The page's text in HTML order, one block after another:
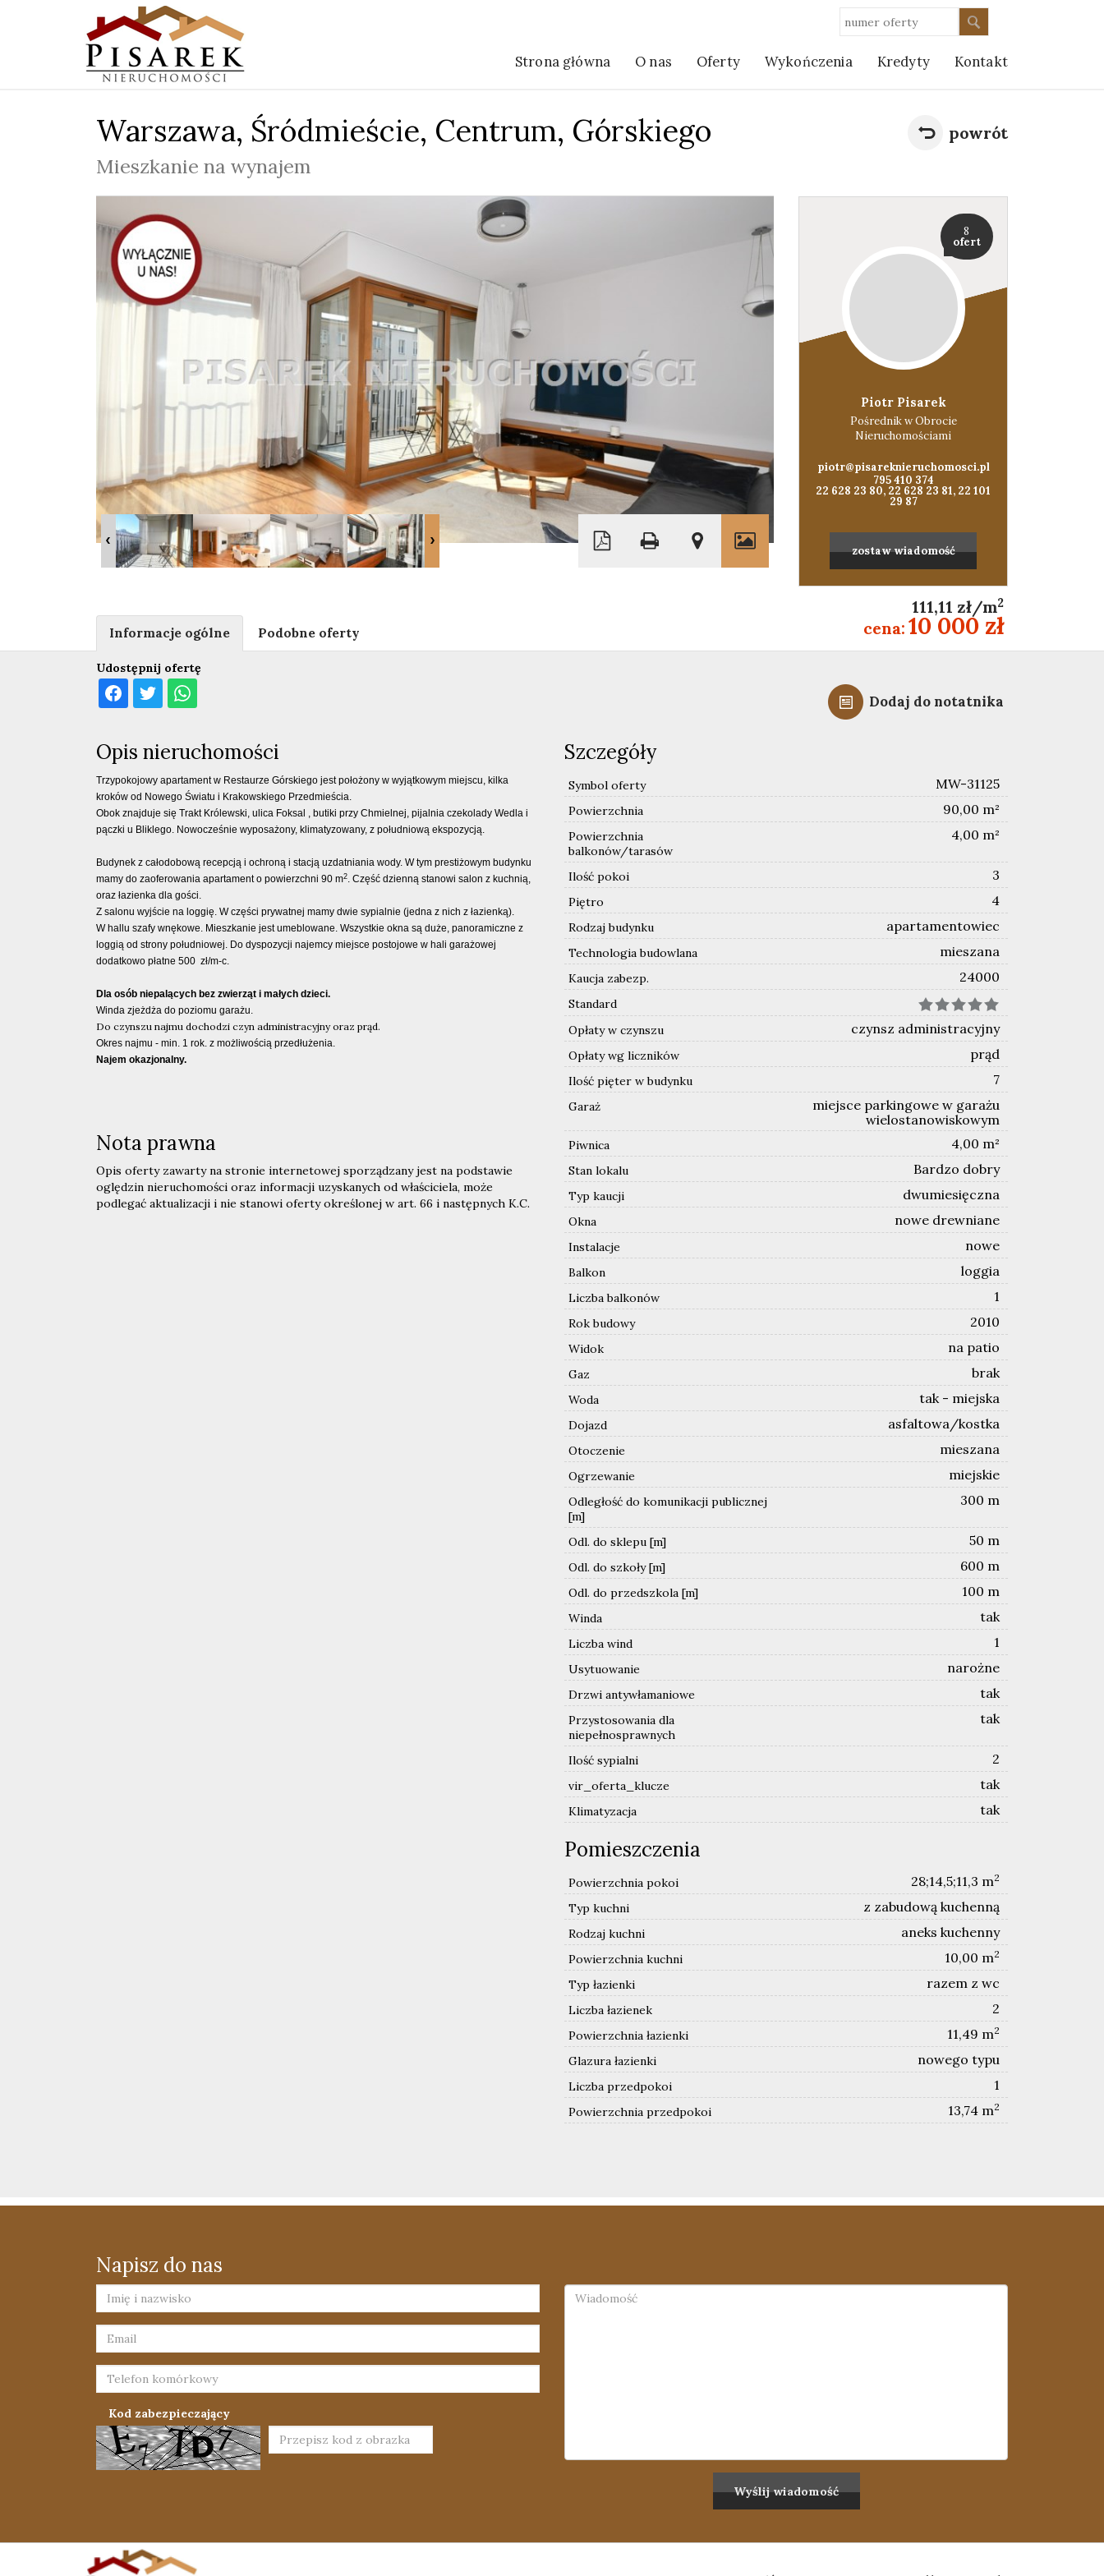
Strona główna O nas Oferty Wykończenia Kredyty Kontakt
Warszawa, Śródmieście, Centrum, Górskiego
Mieszkanie na wynajem
powrót
8
ofert
Piotr Pisarek
Pośrednik w Obrocie
Nieruchomościami
piotr@pisareknieruchomosci.pl
795 410 374
22 628 23 80, 22 628 23 81, 22 101
29 87
zostaw wiadomość
111,11 zł/m2
cena: 10 000 zł
Dodaj do notatnika
Udostępnij ofertę
Informacje ogólne Podobne oferty
Opis nieruchomości
Trzypokojowy apartament w Restaurze Górskiego jest położony w wyjątkowym miejscu, kilka
kroków od Nowego Światu i Krakowskiego Przedmieścia.
Obok znajduje się Trakt Królewski, ulica Foksal , butiki przy Chmielnej, pijalnia czekolady Wedla i
pączki u Bliklego. Nowocześnie wyposażony, klimatyzowany, z południową ekspozycją.
Budynek z całodobową recepcją i ochroną i stacją uzdatniania wody. W tym prestiżowym budynku
mamy do zaoferowania apartament o powierzchni 90 m2. Część dzienną stanowi salon z kuchnią,
oraz łazienka dla gości.
Z salonu wyjście na loggię. W części prywatnej mamy dwie sypialnie (jedna z nich z łazienką).
W hallu szafy wnękowe. Mieszkanie jest umeblowane. Wszystkie okna są duże, panoramiczne z
loggią od strony południowej. Do dyspozycji najemcy miejsce postojowe w hali garażowej
dodatkowo płatne 500 zł/m-c.
Dla osób niepalących bez zwierząt i małych dzieci.
Winda zjeżdża do poziomu garażu.
Do czynszu najmu dochodzi czyn administracyjny oraz prąd.
Okres najmu - min. 1 rok. z możliwością przedłużenia.
Najem okazjonalny.
Nota prawna
Opis oferty zawarty na stronie internetowej sporządzany jest na podstawie
oględzin nieruchomości oraz informacji uzyskanych od właściciela, może
podlegać aktualizacji i nie stanowi oferty określonej w art. 66 i następnych K.C.
Szczegóły
Symbol oferty MW-31125
Powierzchnia 90,00 m²
Powierzchnia
balkonów/tarasów
4,00 m²
Ilość pokoi 3
Piętro 4
Rodzaj budynku apartamentowiec
Technologia budowlana mieszana
Kaucja zabezp. 24000
Standard
Opłaty w czynszu
czynsz administracyjny
Opłaty wg liczników prąd
Ilość pięter w budynku 7
Garaż
miejsce parkingowe w garażu
wielostanowiskowym
Piwnica 4,00 m²
Stan lokalu Bardzo dobry
Typ kaucji dwumiesięczna
Okna nowe drewniane
Instalacje nowe
Balkon loggia
Liczba balkonów 1
Rok budowy 2010
Widok na patio
Gaz brak
Woda tak - miejska
Dojazd asfaltowa/kostka
Otoczenie mieszana
Ogrzewanie miejskie
Odległość do komunikacji publicznej
[m]
300 m
Odl. do sklepu [m] 50 m
Odl. do szkoły [m] 600 m
Odl. do przedszkola [m] 100 m
Winda tak
Liczba wind 1
Usytuowanie narożne
Drzwi antywłamaniowe tak
Przystosowania dla
niepełnosprawnych
tak
Ilość sypialni 2
vir_oferta_klucze tak
Klimatyzacja tak
Pomieszczenia
Powierzchnia pokoi 28;14,5;11,3 m2
Typ kuchni z zabudową kuchenną
Rodzaj kuchni aneks kuchenny
Powierzchnia kuchni 10,00 m2
Typ łazienki razem z wc
Liczba łazienek 2
Powierzchnia łazienki 11,49 m2
Glazura łazienki nowego typu
Liczba przedpokoi 1
Powierzchnia przedpokoi 13,74 m2
Napisz do nas
Kod zabezpieczający